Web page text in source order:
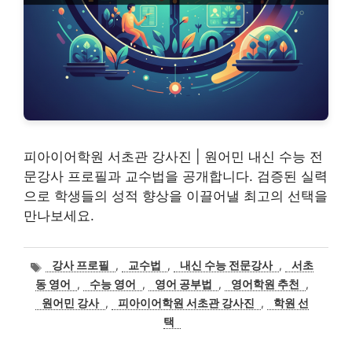
피아이어학원 서초관 강사진 | 원어민 내신 수능 전
문강사 프로필과 교수법을 공개합니다. 검증된 실력
으로 학생들의 성적 향상을 이끌어낼 최고의 선택을
만나보세요.
태
그
강사 프로필 , 교수법 , 내신 수능 전문강사 ,
서초
동 영어
, 수능 영어 , 영어 공부법 , 영어학원 추천
,
원어민 강사 , 피아이어학원 서초관 강사진 ,
학원 선
택